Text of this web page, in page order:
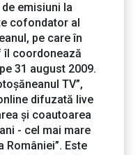
emisiuni la
cofondator al
pe care în
îl coordonează
31 august 2009.
TV”,
difuzată live
și coautoarea
- cel mai mare
Este